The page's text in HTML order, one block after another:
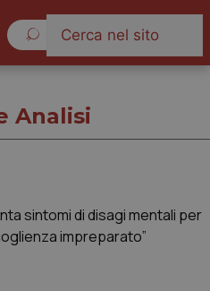
Analisi